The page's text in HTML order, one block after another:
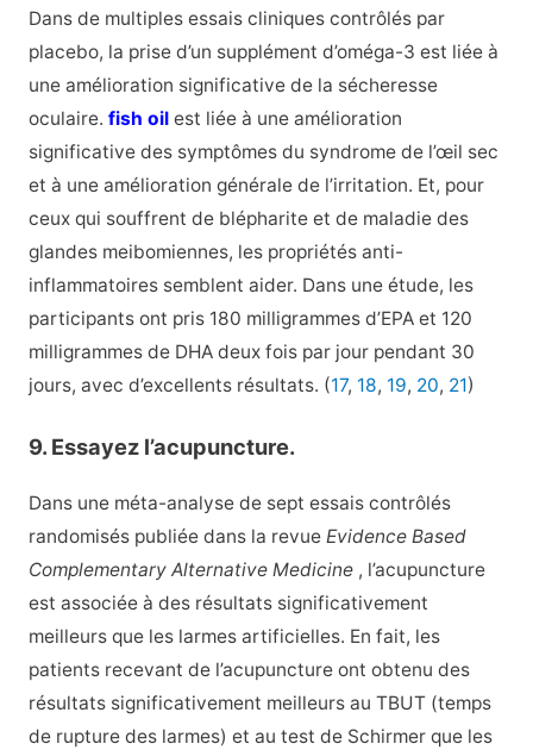
Dans de multiples essais cliniques contrôlés par
placebo, la prise d’un supplément d’oméga-3 est liée à
une amélioration significative de la sécheresse
oculaire. fish oil est liée à une amélioration
significative des symptômes du syndrome de l’œil sec
et à une amélioration générale de l’irritation. Et, pour
ceux qui souffrent de blépharite et de maladie des
glandes meibomiennes, les propriétés anti-
inflammatoires semblent aider. Dans une étude, les
participants ont pris 180 milligrammes d’EPA et 120
milligrammes de DHA deux fois par jour pendant 30
jours, avec d’excellents résultats. (17, 18, 19, 20, 21)
9. Essayez l’acupuncture.
Dans une méta-analyse de sept essais contrôlés
randomisés publiée dans la revue Evidence Based
Complementary Alternative Medicine , l’acupuncture
est associée à des résultats significativement
meilleurs que les larmes artificielles. En fait, les
patients recevant de l’acupuncture ont obtenu des
résultats significativement meilleurs au TBUT (temps
de rupture des larmes) et au test de Schirmer que les